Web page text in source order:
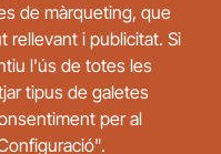
de màrqueting, que
rellevant i publicitat. Si
l'ús de totes les
tipus de galetes
per al